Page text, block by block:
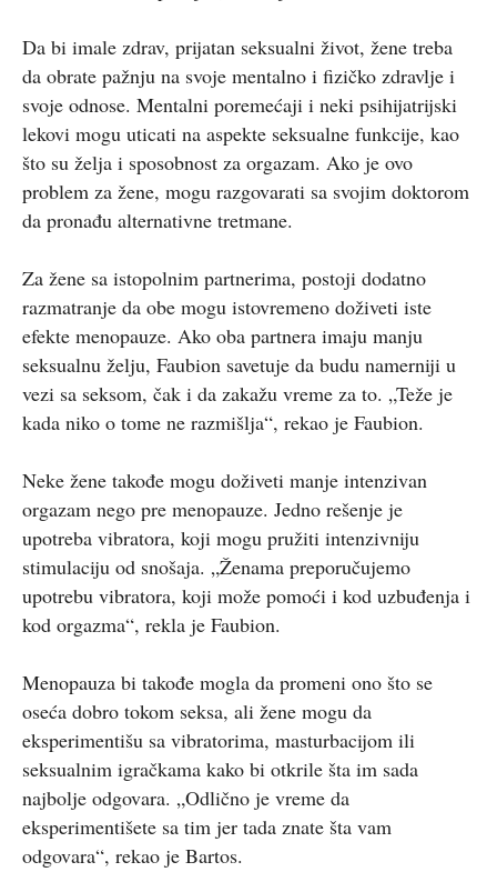
Da bi imale zdrav, prijatan seksualni život, žene treba
da obrate pažnju na svoje mentalno i fizičko zdravlje i
svoje odnose. Mentalni poremećaji i neki psihijatrijski
lekovi mogu uticati na aspekte seksualne funkcije, kao
što su želja i sposobnost za orgazam. Ako je ovo
problem za žene, mogu razgovarati sa svojim doktorom
da pronađu alternativne tretmane.
Za žene sa istopolnim partnerima, postoji dodatno
razmatranje da obe mogu istovremeno doživeti iste
efekte menopauze. Ako oba partnera imaju manju
seksualnu želju, Faubion savetuje da budu namerniji u
vezi sa seksom, čak i da zakažu vreme za to. „Teže je
kada niko o tome ne razmišlja“, rekao je Faubion.
Neke žene takođe mogu doživeti manje intenzivan
orgazam nego pre menopauze. Jedno rešenje je
upotreba vibratora, koji mogu pružiti intenzivniju
stimulaciju od snošaja. „Ženama preporučujemo
upotrebu vibratora, koji može pomoći i kod uzbuđenja i
kod orgazma“, rekla je Faubion.
Menopauza bi takođe mogla da promeni ono što se
oseća dobro tokom seksa, ali žene mogu da
eksperimentišu sa vibratorima, masturbacijom ili
seksualnim igračkama kako bi otkrile šta im sada
najbolje odgovara. „Odlično je vreme da
eksperimentišete sa tim jer tada znate šta vam
odgovara“, rekao je Bartos.